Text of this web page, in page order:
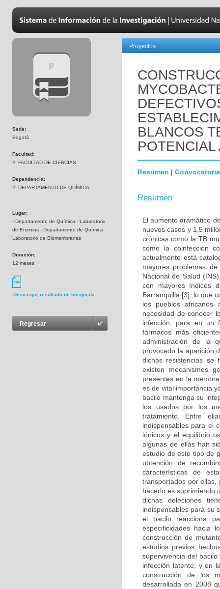
Sede:
Bogotá
Facultad:
2- FACULTAD DE CIENCIAS
Dependencia:
2- DEPARTAMENTO DE QUÍMICA
Lugar:
- Departamento de Química - Laboratorio
de Enzimas - Departamento de Química -
Laboratorio de Biomembranas
Duración:
12 meses
Descargar resultado de búsqueda
Regresar
Proyectos
BLANCOS
Resumen | Convocatoria
Resumen
El aumento dramático
nuevos casos y 1,5
crónicas como la TB
como la coinfección
actualmente está
mayores problemas
Nacional de Salud
con mayores índices
Barranquilla [3], lo que
los pueblos africanos
necesidad de conocer
infección, para en un
fármacos más
administración de la
provocado la aparición
dichas resistencias se
existen mecanismos
presentes en la
es de vital importancia
bacilo mantenga su
los usados por los
tratamiento. Entre
indispensables para el
iónicos y el equilibrio
algunas de ellas han
estudio de este tipo de
obtención de
características de
transportados por ellas,
hacerlo es suprimiendo
dichas deleciones
indispensables para su
el bacilo reacciona
especificidades hacia
construcción de
estudios previos
supervivencia del
infección latente; y en
construcción de los
desarrollada en 2008